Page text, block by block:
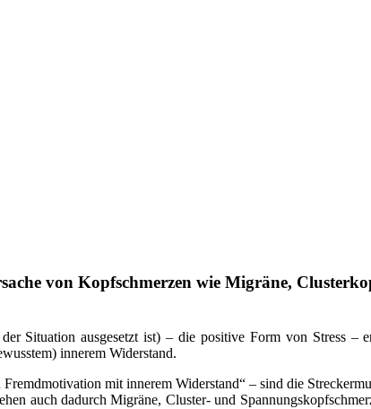
von Kopfschmerzen wie Migräne,
Situation ausgesetzt ist) – die positive Form von Stress –
innerem Widerstand.
mit innerem Widerstand“ – sind die
auch dadurch Migräne, Cluster- und